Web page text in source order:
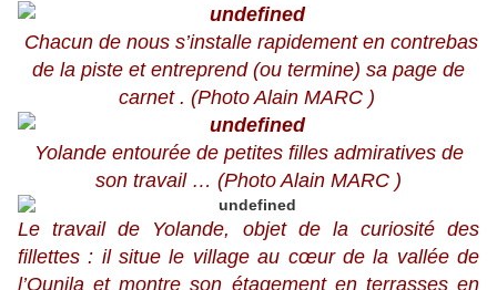
Chacun de nous s’installe rapidement en contrebas
de la piste et entreprend (ou termine) sa page de
carnet . (Photo Alain MARC )
Yolande entourée de petites filles admiratives de
son travail … (Photo Alain MARC )
Le travail de Yolande, objet de la curiosité des
fillettes : il situe le village au cœur de la vallée de
l’Ounila et montre son étagement en terrasses en